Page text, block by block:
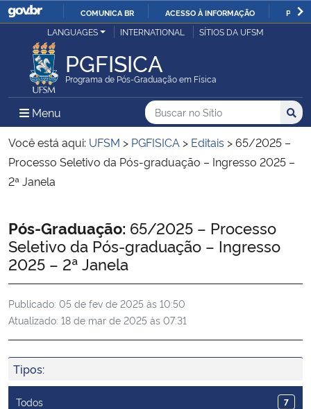
IR
O
COMUNICA BR ACESSO À INFORMAÇÃO
Ministério da Justiça e Segurança Pública
Ministério da Defesa
Ministério das Relações Exteriores
Ministério da Economia
Ministério da Agricultura, Pecuária e Abastecimento
Ministério da Educação
Ministério da Cidadania
Ministério da Saúde
LANGUAGES INTERNATIONAL SÍTIOS DA UFSM
PGFISICA
Programa de Pós-Graduação em Física
Menu Menu Principal do Sítio
Busca
Buscar no no Sítio
Busca:
Você está aqui: UFSM > PGFISICA > Editais >65/2025 –
Processo Seletivo da Pós-graduação – Ingresso 2025 –
2ª Janela
Início do conteúdo
Pós-Graduação: 65/2025 – Processo
Seletivo da Pós-graduação – Ingresso
2025 – 2ª Janela
Publicado: 05 de fev de 2025 às 10:50
Atualizado: 18 de mar de 2025 às 07:31
Tipos:
Todos 7